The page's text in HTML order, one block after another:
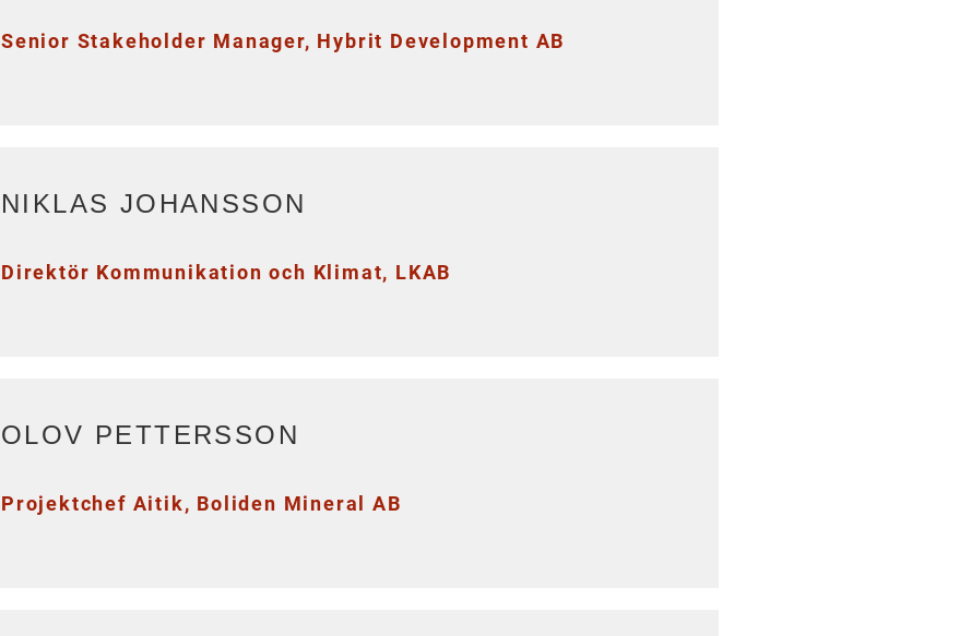
Senior Stakeholder Manager, Hybrit Development AB
NIKLAS JOHANSSON
Direktör Kommunikation och Klimat, LKAB
OLOV PETTERSSON
Projektchef Aitik, Boliden Mineral AB